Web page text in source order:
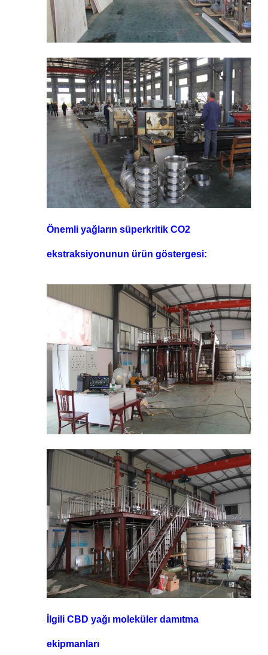
Önemli yağların süperkritik CO2
ekstraksiyonunun ürün göstergesi:
İlgili CBD yağı moleküler damıtma
ekipmanları